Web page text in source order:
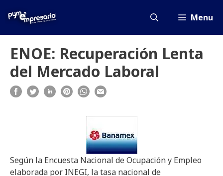
Menu
ENOE: Recuperación Lenta
del Mercado Laboral
Según la Encuesta Nacional de Ocupación y Empleo
elaborada por INEGI, la tasa nacional de